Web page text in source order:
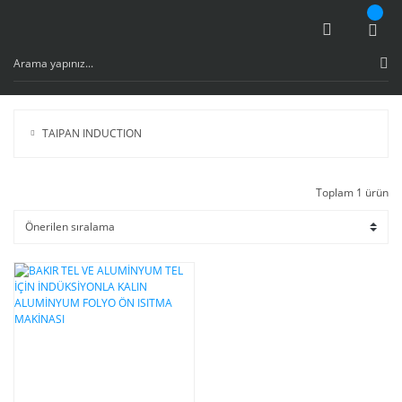
TAIPAN INDUCTION
Toplam 1 ürün